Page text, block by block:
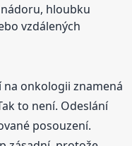
hloubku
vzdálených
na onkologii znamená
to není. Odeslání
posouzení.